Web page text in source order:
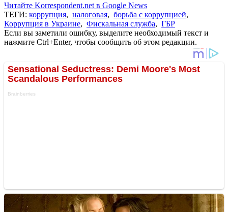
Читайте Korrespondent.net в Google News
ТЕГИ: коррупция, налоговая, борьба с коррупцией,
Коррупция в Украине, Фискальная служба, ГБР
Если вы заметили ошибку, выделите необходимый текст и
нажмите Ctrl+Enter, чтобы сообщить об этом редакции.